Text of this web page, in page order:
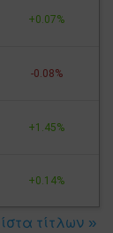
+0.07%
-0.08%
+1.45%
+0.14%
τίτλων